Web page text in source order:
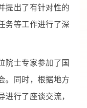
提出了有针对性的
务等工作进行了深
院士专家参加了国
。同时，根据地方
进行了座谈交流，